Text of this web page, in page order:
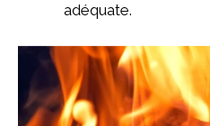
adéquate.